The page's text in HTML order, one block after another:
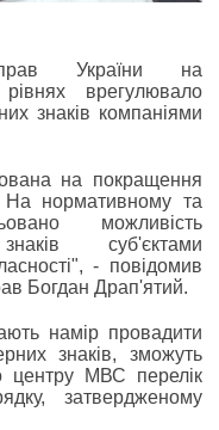
України на
врегулювало
знаків компаніями
на покращення
На нормативному та
можливість
суб'єктами
- повідомив
Богдан Драп'ятий.
намір провадити
знаків, зможуть
центру МВС перелік
затвердженому